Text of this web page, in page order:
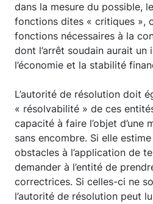
dans la mesure du possible,
fonctions dites « critiques »,
fonctions nécessaires à la
dont l’arrêt soudain aurait
l’économie et la stabilité
L’autorité de résolution doit
« résolvabilité » de ces
capacité à faire l’objet d’une
sans encombre. Si elle
obstacles à l’application de
demander à l’entité de
correctrices. Si celles-ci ne
l’autorité de résolution peut